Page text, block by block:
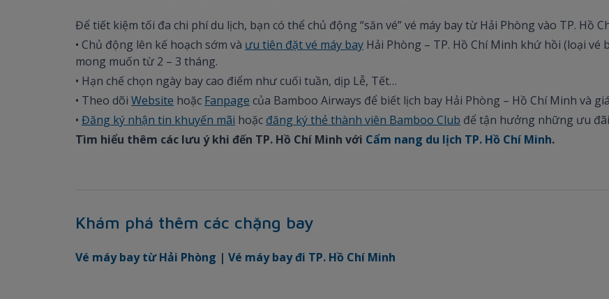
Để tiết kiệm tối đa chi phí du lịch, bạn có thể chủ động “săn vé” vé máy bay từ Hải Phòng vào TP. Hồ
• Chủ động lên kế hoạch sớm và ưu tiên đặt vé máy bay Hải Phòng – TP. Hồ Chí Minh khứ hồi (loại
mong muốn từ 2 – 3 tháng.
• Hạn chế chọn ngày bay cao điểm như cuối tuần, dịp Lễ, Tết…
• Theo dõi Website hoặc Fanpage của Bamboo Airways để biết lịch bay Hải Phòng – Hồ Chí Minh và
• Đăng ký nhận tin khuyến mãi hoặc đăng ký thẻ thành viên Bamboo Club để tận hưởng những ưu
Tìm hiểu thêm các lưu ý khi đến TP. Hồ Chí Minh với Cẩm nang du lịch TP. Hồ Chí Minh.
Khám phá thêm các chặng bay
Vé máy bay từ Hải Phòng | Vé máy bay đi TP. Hồ Chí Minh